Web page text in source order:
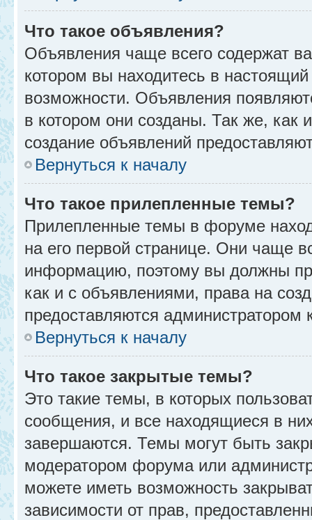
Что такое объявления?
Объявления чаще всего содержат
котором вы находитесь в
возможности. Объявления
в котором они созданы. Так же,
создание объявлений
Вернуться к началу
Что такое прилепленные темы?
Прилепленные темы в форуме
на его первой странице. Они чаще
информацию, поэтому вы должны
как и с объявлениями, права на
предоставляются администратором
Вернуться к началу
Что такое закрытые темы?
Это такие темы, в которых
сообщения, и все находящиеся в
завершаются. Темы могут быть
модератором форума или
можете иметь возможность
зависимости от прав,